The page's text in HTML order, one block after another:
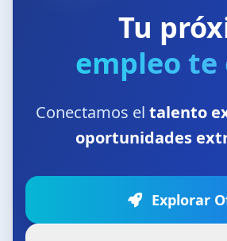
Tu
empleo te
Conectamos el talento
oportunidades
Explorar